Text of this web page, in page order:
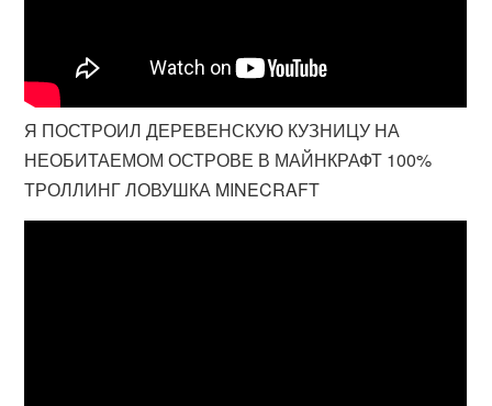
Я ПОСТРОИЛ ДЕРЕВЕНСКУЮ КУЗНИЦУ НА
НЕОБИТАЕМОМ ОСТРОВЕ В МАЙНКРАФТ 100%
ТРОЛЛИНГ ЛОВУШКА MINECRAFT